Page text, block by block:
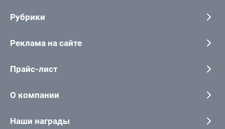
Рубрики
Реклама на сайте
Прайс-лист
О компании
Наши награды